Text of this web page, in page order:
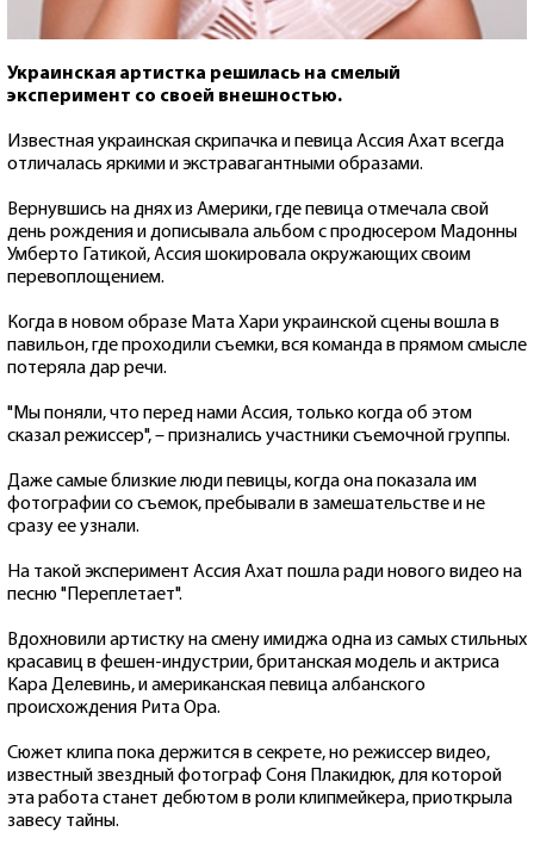
Украинская артистка решилась на смелый
эксперимент со своей внешностью.
Известная украинская скрипачка и певица Ассия Ахат всегда
отличалась яркими и экстравагантными образами.
Вернувшись на днях из Америки, где певица отмечала свой
день рождения и дописывала альбом с продюсером Мадонны
Умберто Гатикой, Ассия шокировала окружающих своим
перевоплощением.
Когда в новом образе Мата Хари украинской сцены вошла в
павильон, где проходили съемки, вся команда в прямом смысле
потеряла дар речи.
"Мы поняли, что перед нами Ассия, только когда об этом
сказал режиссер", – признались участники съемочной группы.
Даже самые близкие люди певицы, когда она показала им
фотографии со съемок, пребывали в замешательстве и не
сразу ее узнали.
На такой эксперимент Ассия Ахат пошла ради нового видео на
песню "Переплетает".
Вдохновили артистку на смену имиджа одна из самых стильных
красавиц в фешен-индустрии, британская модель и актриса
Кара Делевинь, и американская певица албанского
происхождения Рита Ора.
Сюжет клипа пока держится в секрете, но режиссер видео,
известный звездный фотограф Соня Плакидюк, для которой
эта работа станет дебютом в роли клипмейкера, приоткрыла
завесу тайны.